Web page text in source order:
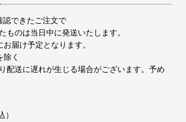
できたご注文で
ものは当日中に発送いたします。
届け予定となります。
く
配送に遅れが生じる場合がございます。予め